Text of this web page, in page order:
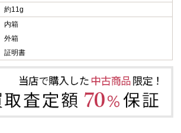
約11g
内箱
外箱
証明書